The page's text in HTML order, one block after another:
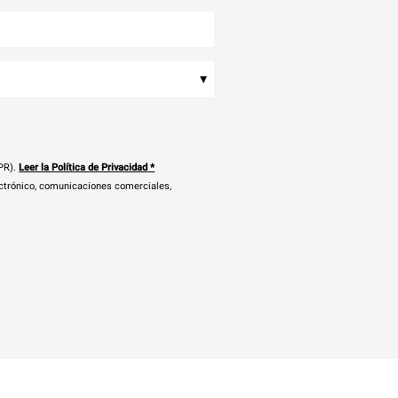
▾
Leer la Política de Privacidad *
comunicaciones comerciales,